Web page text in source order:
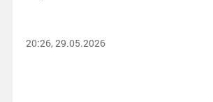
20:26, 29.05.2026